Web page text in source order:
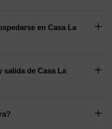
en Casa La
de Casa La